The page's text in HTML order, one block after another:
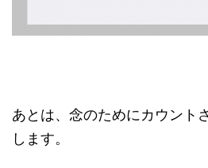
あとは、念のためにカウント
します。